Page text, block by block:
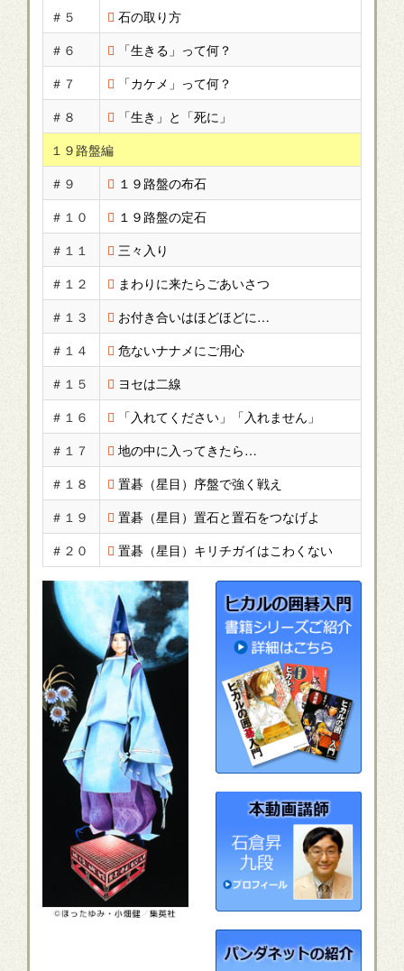
＃５
石の取り方
＃６
「生きる」って何？
＃７
「カケメ」って何？
＃８
「生き」と「死に」
１９路盤編
＃９
１９路盤の布石
＃１０
１９路盤の定石
＃１１
三々入り
＃１２
まわりに来たらごあいさつ
＃１３
お付き合いはほどほどに…
＃１４
危ないナナメにご用心
＃１５
ヨセは二線
＃１６
「入れてください」「入れません」
＃１７
地の中に入ってきたら…
＃１８
置碁（星目）序盤で強く戦え
＃１９
置碁（星目）置石と置石をつなげよ
＃２０
置碁（星目）キリチガイはこわくない